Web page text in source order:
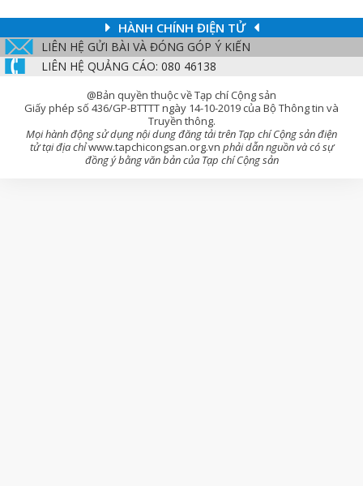
HÀNH CHÍNH ĐIỆN TỬ
LIÊN HỆ GỬI BÀI VÀ ĐÓNG GÓP Ý KIẾN
LIÊN HỆ QUẢNG CÁO: 080 46138
@Bản quyền thuộc về Tạp chí Cộng sản
Giấy phép số 436/GP-BTTTT ngày 14-10-2019 của Bộ Thông tin và
Truyền thông.
Mọi hành động sử dụng nội dung đăng tải trên Tạp chí Cộng sản điện
tử tại địa chỉwww.tapchicongsan.org.vn phải dẫn nguồn và có sự
đồng ý bằng văn bản của Tạp chí Cộng sản